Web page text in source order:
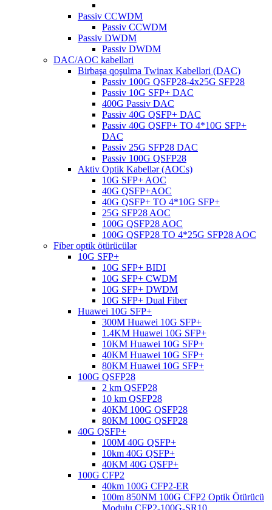
Passiv CCWDM
Passiv CCWDM
Passiv DWDM
Passiv DWDM
DAC/AOC kabelləri
Birbaşa qoşulma Twinax Kabelləri (DAC)
Passiv 100G QSFP28-4x25G SFP28
Passiv 10G SFP+ DAC
400G Passiv DAC
Passiv 40G QSFP+ DAC
Passiv 40G QSFP+ TO 4*10G SFP+
DAC
Passiv 25G SFP28 DAC
Passiv 100G QSFP28
Aktiv Optik Kabellər (AOCs)
10G SFP+ AOC
40G QSFP+AOC
40G QSFP+ TO 4*10G SFP+
25G SFP28 AOC
100G QSFP28 AOC
100G QSFP28 TO 4*25G SFP28 AOC
Fiber optik ötürücülər
10G SFP+
10G SFP+ BIDI
10G SFP+ CWDM
10G SFP+ DWDM
10G SFP+ Dual Fiber
Huawei 10G SFP+
300M Huawei 10G SFP+
1.4KM Huawei 10G SFP+
10KM Huawei 10G SFP+
40KM Huawei 10G SFP+
80KM Huawei 10G SFP+
100G QSFP28
2 km QSFP28
10 km QSFP28
40KM 100G QSFP28
80KM 100G QSFP28
40G QSFP+
100M 40G QSFP+
10km 40G QSFP+
40KM 40G QSFP+
100G CFP2
40km 100G CFP2-ER
100m 850NM 100G CFP2 Optik Ötürücü
Modulu CFP2-100G-SR10